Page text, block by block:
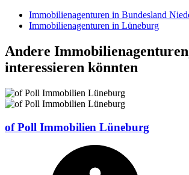
Immobilienagenturen in Bundesland
Immobilienagenturen in Lüneburg
Andere
interessieren könnten
of Poll Immobilien Lüneburg